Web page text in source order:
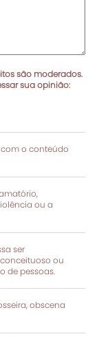
são moderados.
sua opinião:
o conteúdo
ou a
ser
ou
de pessoas.
obscena